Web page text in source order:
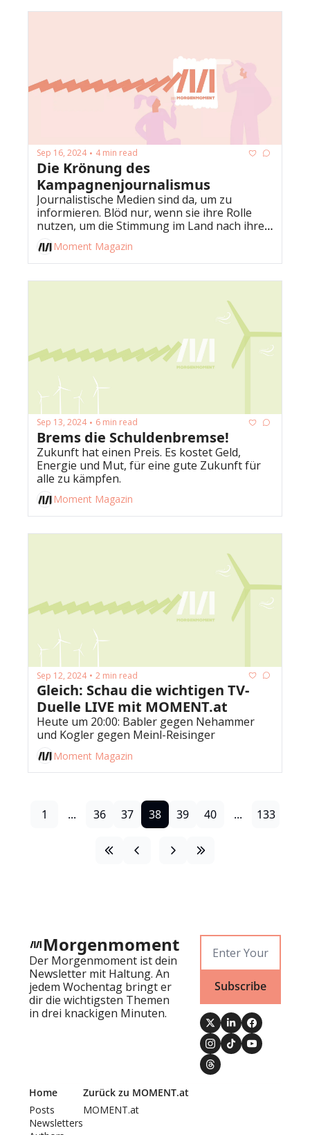
Sep 16, 2024 • 4 min read
Die Krönung des
Kampagnenjournalismus
Journalistische Medien sind da, um zu
informieren. Blöd nur, wenn sie ihre Rolle
nutzen, um die Stimmung im Land nach ihrer
Willkür zu beeinflussen.
Moment Magazin
Sep 13, 2024 • 6 min read
Brems die Schuldenbremse!
Zukunft hat einen Preis. Es kostet Geld,
Energie und Mut, für eine gute Zukunft für
Moment Magazin
Sep 12, 2024 • 2 min read
Gleich: Schau die wichtigen TV-
Duelle LIVE mit MOMENT.at
Heute um 20:00: Babler gegen Nehammer
und Kogler gegen Meinl-Reisinger
Moment Magazin
1 ... 36 37 38 39 40 ... 133
Morgenmoment
Der Morgenmoment ist dein
Newsletter mit Haltung. An
jedem Wochentag bringt er
dir die wichtigsten Themen
in drei knackigen Minuten.
Subscribe
Home
Posts
Newsletters
Zurück zu MOMENT.at
MOMENT.at